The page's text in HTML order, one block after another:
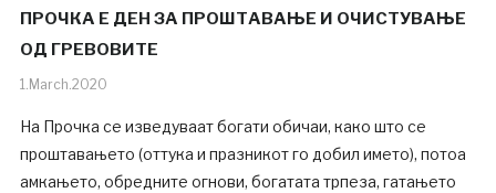
ПРОЧКА Е ДЕН ЗА ПРОШТАВАЊЕ И ОЧИСТУВАЊЕ
ОД ГРЕВОВИТЕ
1.March.2020
На Прочка се изведуваат богати обичаи, како што се
проштавањето (оттука и празникот го добил името), потоа
амкањето, обредните огнови, богатата трпеза, гатањето